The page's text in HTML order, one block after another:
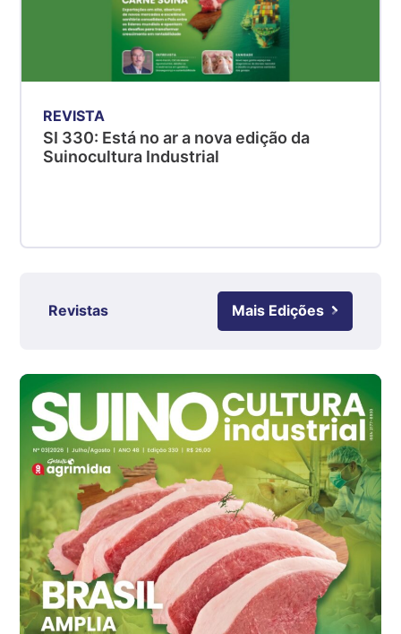
Suíno - Estadual
PR
R$ 4,51
kg
Suíno - Estadual
Suíno - Estadual
R$ 142,87
cx
Ovo Branco - Regional
Branco
R$ 145,34
cx
Ovo Vermelho - Regional
Grande São Paulo (SP)
R$ 155,59
cx
Ovo Vermelho - Regional
REVISTA
SI 330: Está no ar a nova edição da
Suinocultura Industrial
Revistas Mais Edições